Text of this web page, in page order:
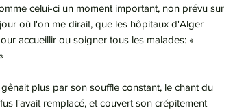
celui-ci un moment important, non prévu sur
où l'on me dirait, que les hôpitaux d'Alger
accueillir ou soigner tous les malades: «
plus par son souffle constant, le chant du
l'avait remplacé, et couvert son crépitement